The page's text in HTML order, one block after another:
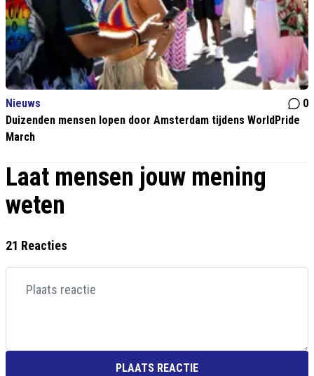
Nieuws
0
Duizenden mensen lopen door Amsterdam tijdens WorldPride
March
Laat mensen jouw mening
weten
21 Reacties
PLAATS REACTIE